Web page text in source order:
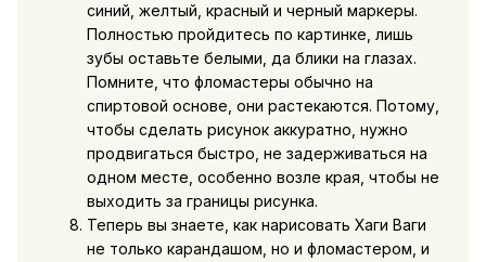
синий, желтый, красный и черный маркеры.
Полностью пройдитесь по картинке, лишь
зубы оставьте белыми, да блики на глазах.
Помните, что фломастеры обычно на
спиртовой основе, они растекаются. Потому,
чтобы сделать рисунок аккуратно, нужно
продвигаться быстро, не задерживаться на
одном месте, особенно возле края, чтобы не
выходить за границы рисунка.
Теперь вы знаете, как нарисовать Хаги Ваги
не только карандашом, но и фломастером, и